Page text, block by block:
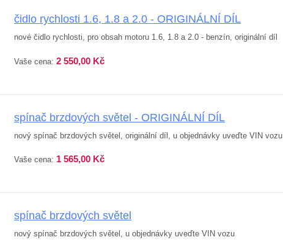
čidlo rychlosti 1.6, 1.8 a 2.0 - ORIGINÁLNÍ DÍL
nové čidlo rychlosti, pro obsah motoru 1.6, 1.8 a 2.0 - benzín, originální díl
Vaše cena: 2 550,00 Kč
spínač brzdových světel - ORIGINÁLNÍ DÍL
nový spínač brzdových světel, originální díl, u objednávky uveďte VIN vozu
Vaše cena: 1 565,00 Kč
spínač brzdových světel
nový spínač brzdových světel, u objednávky uveďte VIN vozu